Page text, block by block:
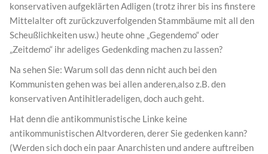
konservativen aufgeklärten Adligen (trotz ihrer bis ins finstere
Mittelalter oft zurückzuverfolgenden Stammbäume mit all den
Scheußlichkeiten usw.) heute ohne „Gegendemo“ oder
„Zeitdemo“ ihr adeliges Gedenkding machen zu lassen?
Na sehen Sie: Warum soll das denn nicht auch bei den
Kommunisten gehen was bei allen anderen,also z.B. den
konservativen Antihitleradeligen, doch auch geht.
Hat denn die antikommunistische Linke keine
antikommunistischen Altvorderen, derer Sie gedenken kann?
(Werden sich doch ein paar Anarchisten und andere auftreiben